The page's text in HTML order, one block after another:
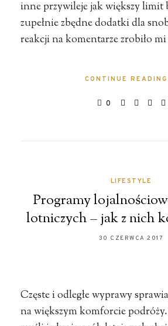
inne przywileje jak większy limit
zupełnie zbędne dodatki dla
reakcji na komentarze zrobiło
CONTINUE READING
0
LIFESTYLE
Programy
lotniczych – jak z nich
30 CZERWCA 2017
Częste i odległe wyprawy
na większym komforcie